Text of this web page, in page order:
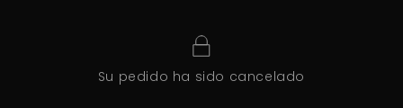
Su pedido ha sido cancelado